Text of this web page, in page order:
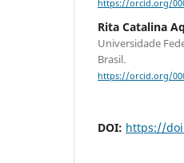
https://orcid.org/
Rita Catalina
Universidade
Brasil.
https://orcid.org/
DOI: https://